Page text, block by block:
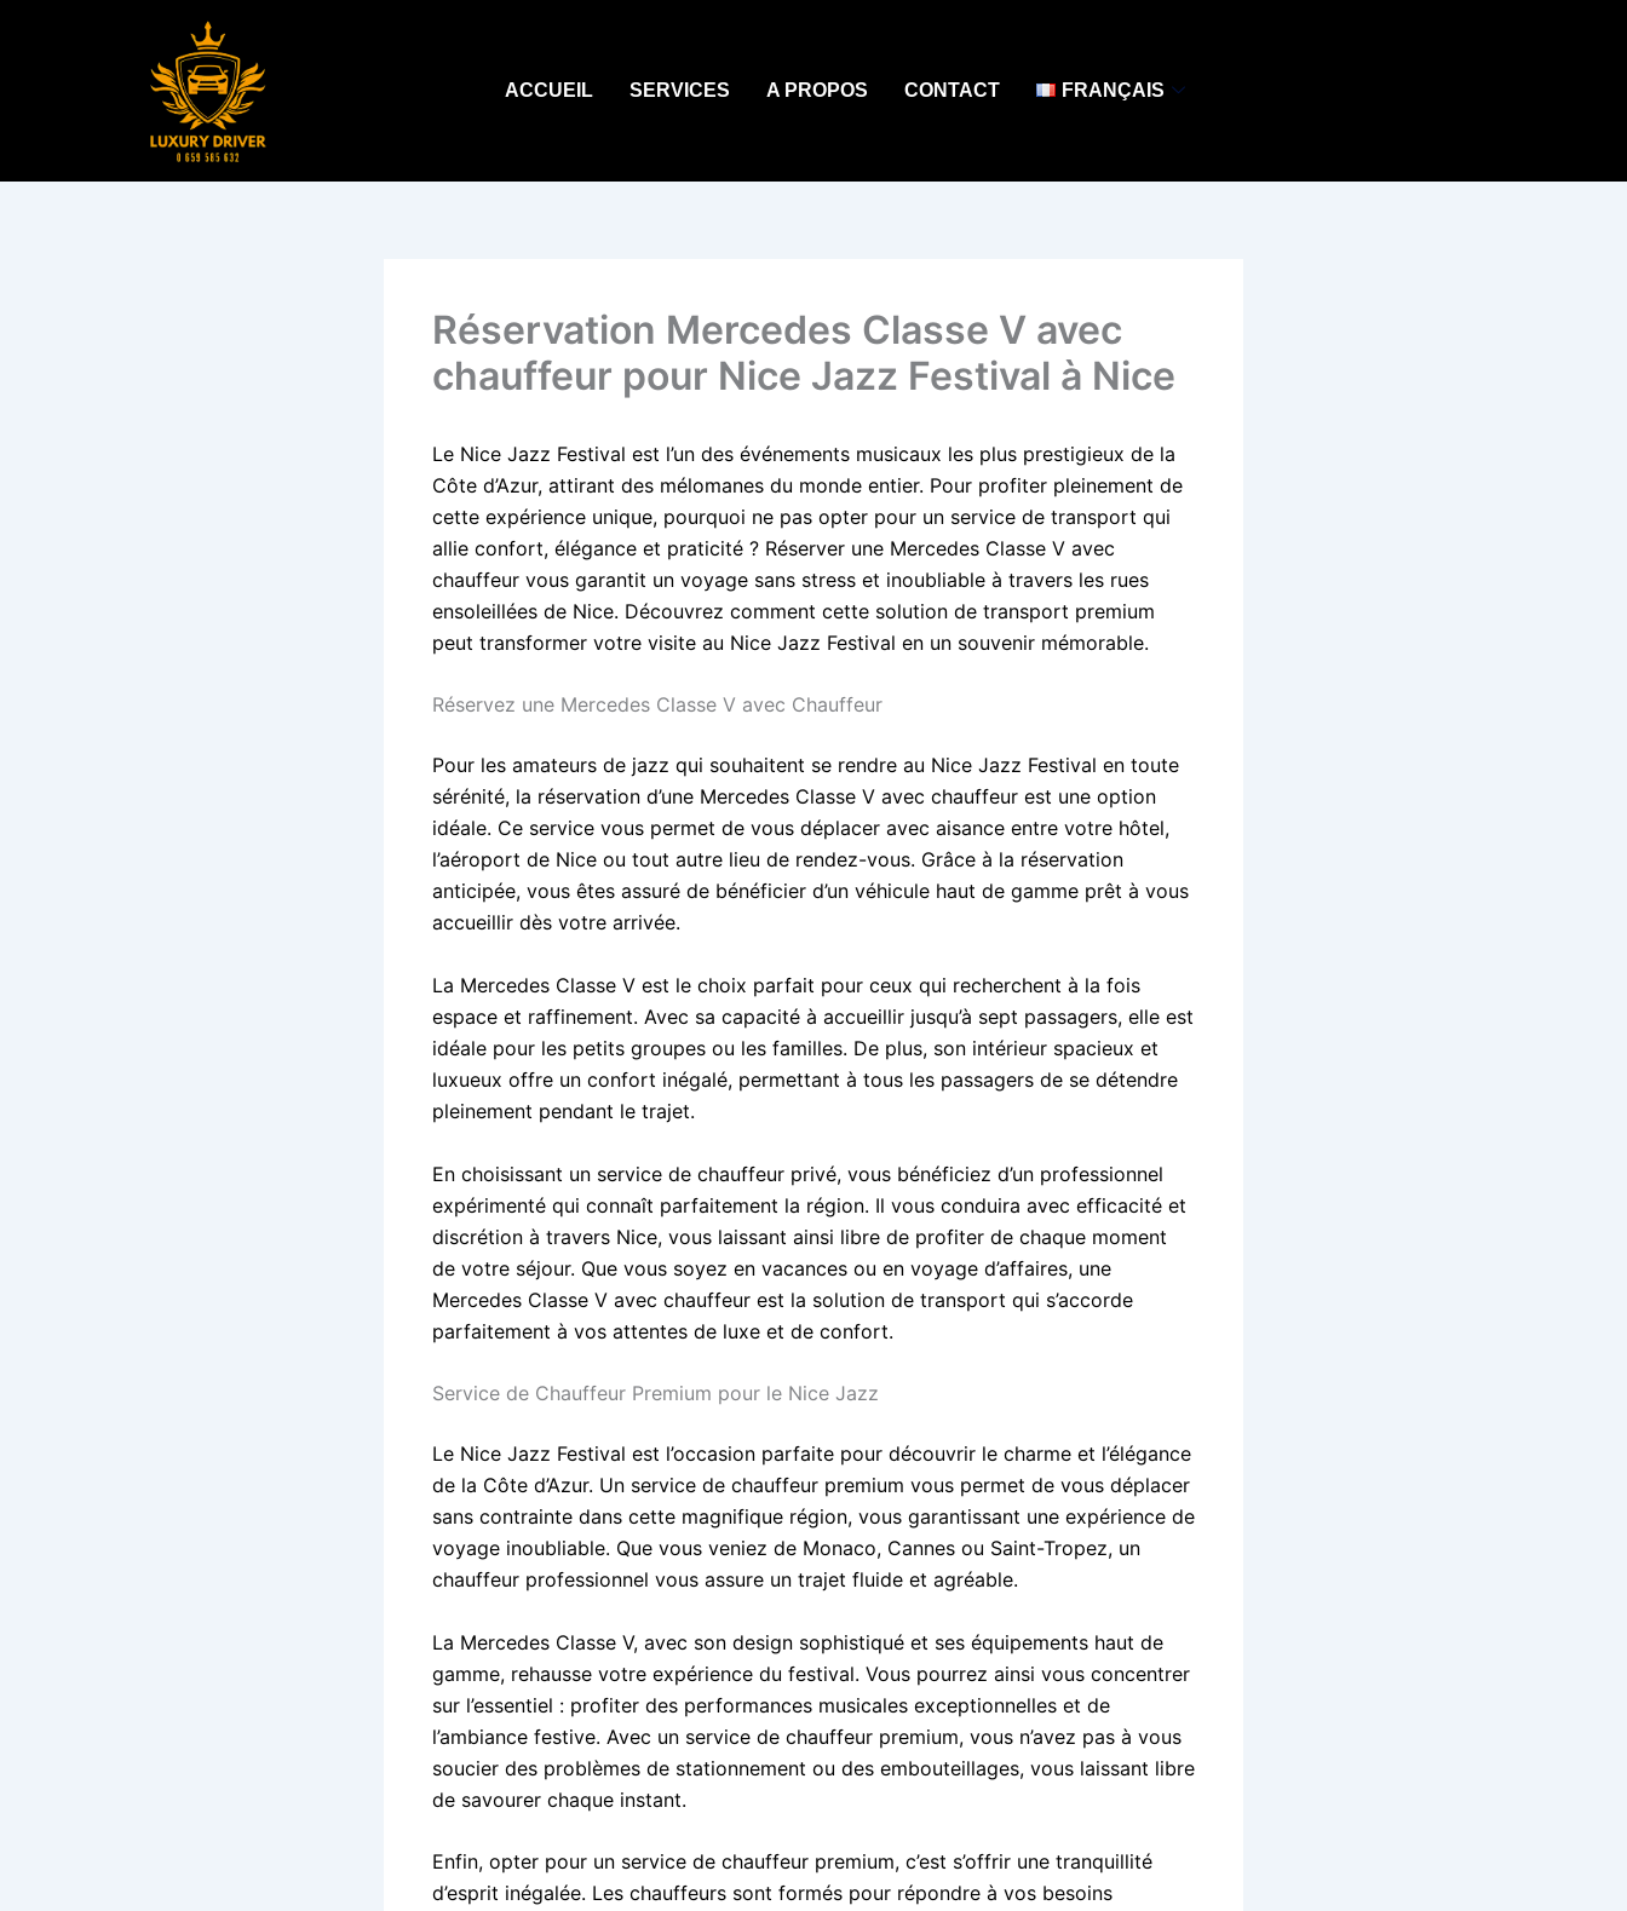
ACCUEIL SERVICES A PROPOS CONTACT FRANÇAIS
Réservation Mercedes Classe V avec
chauffeur pour Nice Jazz Festival à Nice
Le Nice Jazz Festival est l’un des événements musicaux les plus prestigieux de la
Côte d’Azur, attirant des mélomanes du monde entier. Pour profiter pleinement de
cette expérience unique, pourquoi ne pas opter pour un service de transport qui
allie confort, élégance et praticité ? Réserver une Mercedes Classe V avec
chauffeur vous garantit un voyage sans stress et inoubliable à travers les rues
ensoleillées de Nice. Découvrez comment cette solution de transport premium
peut transformer votre visite au Nice Jazz Festival en un souvenir mémorable.
Réservez une Mercedes Classe V avec Chauffeur
Pour les amateurs de jazz qui souhaitent se rendre au Nice Jazz Festival en toute
sérénité, la réservation d’une Mercedes Classe V avec chauffeur est une option
idéale. Ce service vous permet de vous déplacer avec aisance entre votre hôtel,
l’aéroport de Nice ou tout autre lieu de rendez-vous. Grâce à la réservation
anticipée, vous êtes assuré de bénéficier d’un véhicule haut de gamme prêt à vous
accueillir dès votre arrivée.
La Mercedes Classe V est le choix parfait pour ceux qui recherchent à la fois
espace et raffinement. Avec sa capacité à accueillir jusqu’à sept passagers, elle est
idéale pour les petits groupes ou les familles. De plus, son intérieur spacieux et
luxueux offre un confort inégalé, permettant à tous les passagers de se détendre
pleinement pendant le trajet.
En choisissant un service de chauffeur privé, vous bénéficiez d’un professionnel
expérimenté qui connaît parfaitement la région. Il vous conduira avec efficacité et
discrétion à travers Nice, vous laissant ainsi libre de profiter de chaque moment
de votre séjour. Que vous soyez en vacances ou en voyage d’affaires, une
Mercedes Classe V avec chauffeur est la solution de transport qui s’accorde
parfaitement à vos attentes de luxe et de confort.
Service de Chauffeur Premium pour le Nice Jazz
Le Nice Jazz Festival est l’occasion parfaite pour découvrir le charme et l’élégance
de la Côte d’Azur. Un service de chauffeur premium vous permet de vous déplacer
sans contrainte dans cette magnifique région, vous garantissant une expérience de
voyage inoubliable. Que vous veniez de Monaco, Cannes ou Saint-Tropez, un
chauffeur professionnel vous assure un trajet fluide et agréable.
La Mercedes Classe V, avec son design sophistiqué et ses équipements haut de
gamme, rehausse votre expérience du festival. Vous pourrez ainsi vous concentrer
sur l’essentiel : profiter des performances musicales exceptionnelles et de
l’ambiance festive. Avec un service de chauffeur premium, vous n’avez pas à vous
soucier des problèmes de stationnement ou des embouteillages, vous laissant libre
de savourer chaque instant.
Enfin, opter pour un service de chauffeur premium, c’est s’offrir une tranquillité
d’esprit inégalée. Les chauffeurs sont formés pour répondre à vos besoins